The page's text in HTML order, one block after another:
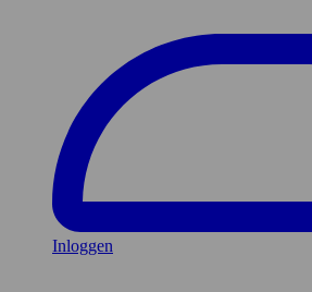
Inloggen